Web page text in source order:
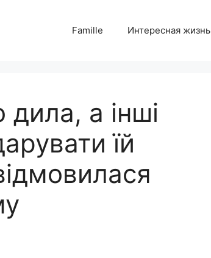
Famille Интересная жизнь
дила, а інші
їй